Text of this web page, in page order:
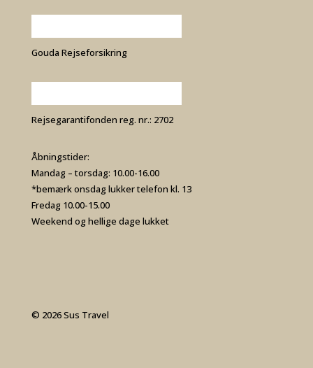
Gouda Rejseforsikring
Rejsegarantifonden reg. nr.: 2702
Åbningstider:
Mandag – torsdag: 10.00-16.00
*bemærk onsdag lukker telefon kl. 13
Fredag 10.00-15.00
Weekend og hellige dage lukket
© 2026 Sus Travel